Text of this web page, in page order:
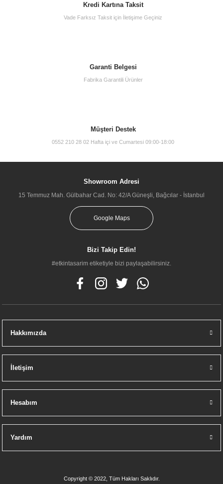
Kredi Kartına Taksit
Vade Farksız Taksit için İletişime Geçiniz
Garanti Belgesi
Fabrika Garantili Ürünler
Müşteri Destek
0552 210 28 02 Hafta içi ve Cumartesi 09:00-18:00
Showroom Adresi
15 Temmuz Mah. Gülbahar Cad. No: 42/A Güneşli, Bağcılar - İstanbul
Google Maps
Bizi Takip Edin!
#etkintasarim etiketiyle bizi paylaşabilirsiniz.
Hakkımızda
İletişim
Hesabım
Yardım
Copyright © 2022, Tüm Hakları Saklıdır.